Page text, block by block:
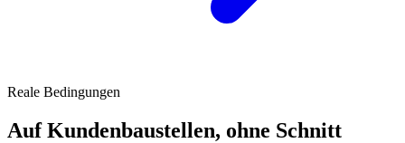
Reale Bedingungen
Auf Kundenbaustellen, ohne Schnitt